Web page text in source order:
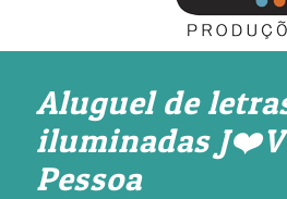
Aluguel de
iluminadas J❤️V
Pessoa